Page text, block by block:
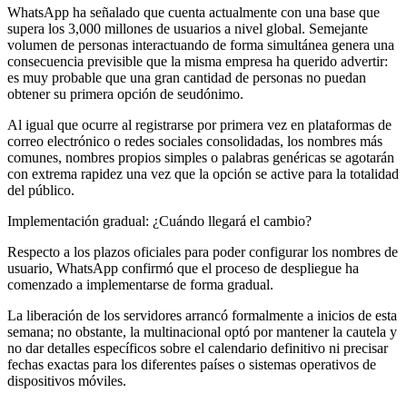
WhatsApp ha señalado que cuenta actualmente con una base que
supera los 3,000 millones de usuarios a nivel global. Semejante
volumen de personas interactuando de forma simultánea genera una
consecuencia previsible que la misma empresa ha querido advertir:
es muy probable que una gran cantidad de personas no puedan
obtener su primera opción de seudónimo.
Al igual que ocurre al registrarse por primera vez en plataformas de
correo electrónico o redes sociales consolidadas, los nombres más
comunes, nombres propios simples o palabras genéricas se agotarán
con extrema rapidez una vez que la opción se active para la totalidad
del público.
Implementación gradual: ¿Cuándo llegará el cambio?
Respecto a los plazos oficiales para poder configurar los nombres de
usuario, WhatsApp confirmó que el proceso de despliegue ha
comenzado a implementarse de forma gradual.
La liberación de los servidores arrancó formalmente a inicios de esta
semana; no obstante, la multinacional optó por mantener la cautela y
no dar detalles específicos sobre el calendario definitivo ni precisar
fechas exactas para los diferentes países o sistemas operativos de
dispositivos móviles.